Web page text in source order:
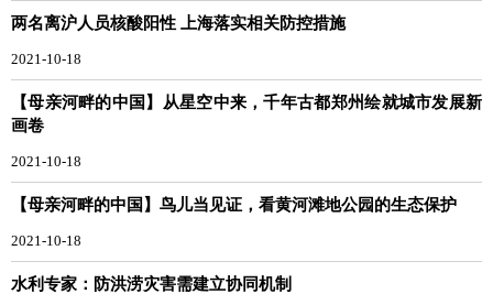
两名离沪人员核酸阳性 上海落实相关防控措施
2021-10-18
【母亲河畔的中国】从星空中来，千年古都郑州绘就城市发展新
画卷
2021-10-18
【母亲河畔的中国】鸟儿当见证，看黄河滩地公园的生态保护
2021-10-18
水利专家：防洪涝灾害需建立协同机制